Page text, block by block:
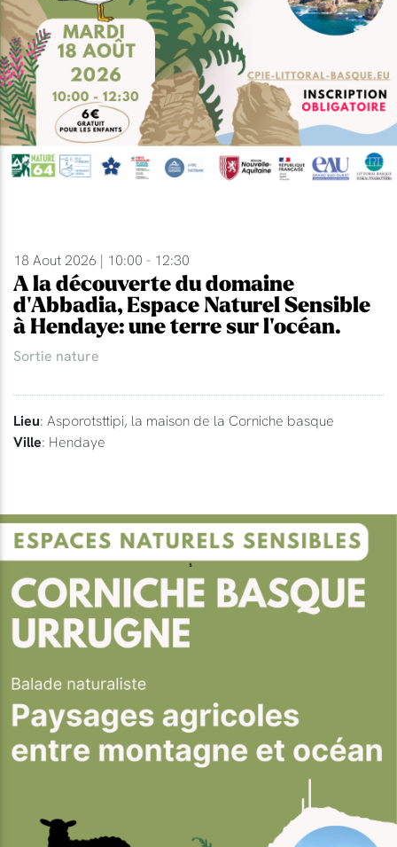
18 Aout 2026 | 10:00 - 12:30
A la découverte du domaine
d'Abbadia, Espace Naturel Sensible
à Hendaye: une terre sur l'océan.
Sortie nature
Lieu: Asporotsttipi, la maison de la Corniche basque
Ville: Hendaye